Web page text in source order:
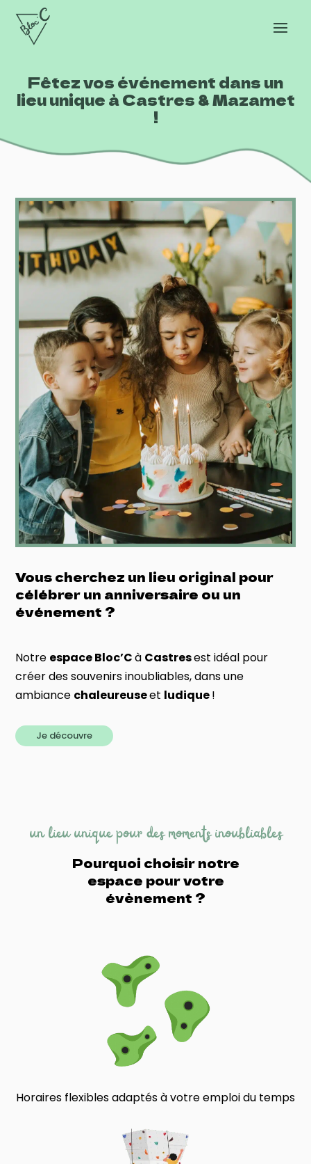
Fêtez vos événement dans un
lieu unique à Castres & Mazamet
!
Vous cherchez un lieu original pour
célébrer un anniversaire ou un
événement ?
Notre espace Bloc’Cà Castresest idéal pour
créer des souvenirs inoubliables, dans une
ambiance chaleureuseet ludique!
Je découvre
un lieu unique pour des moments inoubliables
Pourquoi choisir notre
espace pour votre
évènement ?
Horaires flexibles adaptés à votre emploi du temps